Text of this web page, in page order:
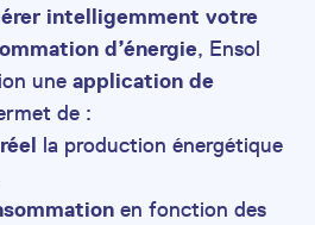
intelligemment votre
d’énergie, Ensol
une application de
de :
la production énergétique
en fonction des